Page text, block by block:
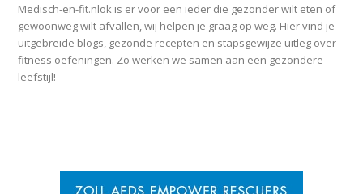
Medisch-en-fit.nlok is er voor een ieder die gezonder wilt eten of
gewoonweg wilt afvallen, wij helpen je graag op weg. Hier vind je
uitgebreide blogs, gezonde recepten en stapsgewijze uitleg over
fitness oefeningen. Zo werken we samen aan een gezondere
leefstijl!